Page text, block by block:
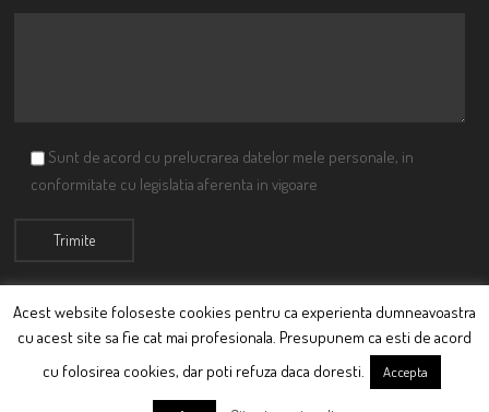
Sunt de acord cu prelucrarea datelor mele personale, in
conformitate cu legislatia aferenta in vigoare
© Ciutacu 2015 Parte a Imperiului Ciutacesc.
Acest website foloseste cookies pentru ca experienta dumneavoastra
cu acest site sa fie cat mai profesionala. Presupunem ca esti de acord
cu folosirea cookies, dar poti refuza daca doresti.
Accepta